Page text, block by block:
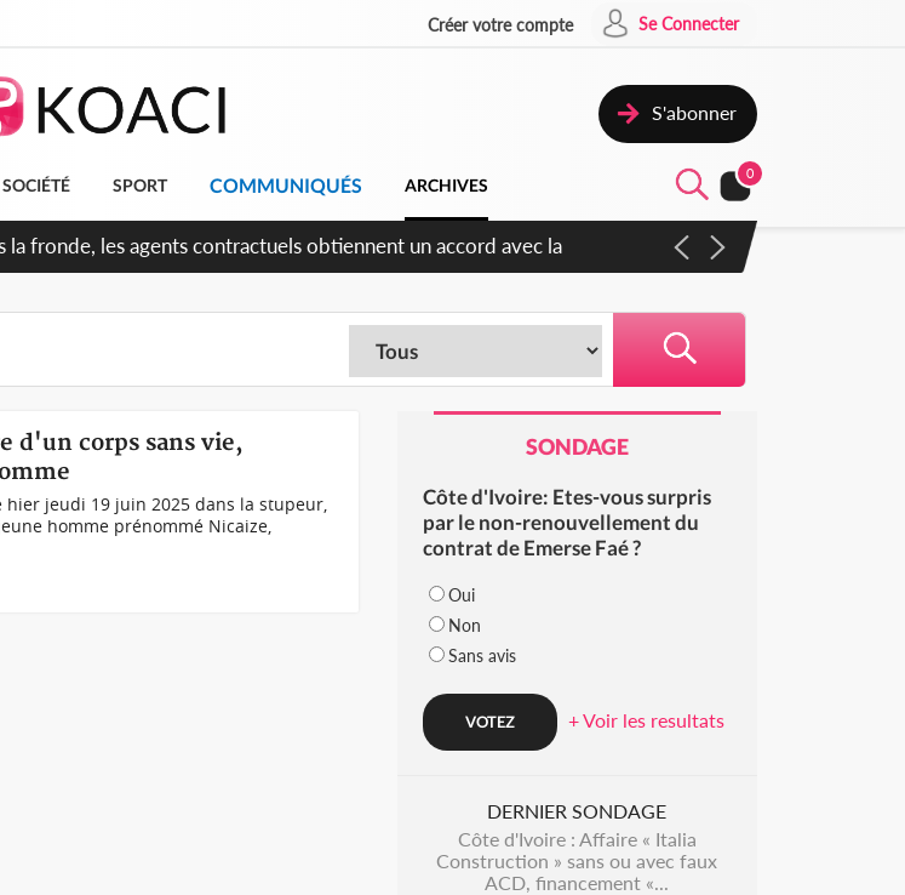
Créer votre compte Se Connecter
S'abonner
SOCIÉTÉ SPORT COMMUNIQUÉS ARCHIVES
0
fronde, les agents contractuels obtiennent un accord avec la
d'un corps sans vie,
hier jeudi 19 juin 2025 dans la stupeur,
homme prénommé Nicaize,
SONDAGE
Côte d'Ivoire: Etes-vous surpris
par le non-renouvellement du
contrat de Emerse Faé ?
Oui
Non
Sans avis
+ Voir les resultats
DERNIER SONDAGE
Côte d'Ivoire : Affaire « Italia
Construction » sans ou avec faux
ACD, financement «...